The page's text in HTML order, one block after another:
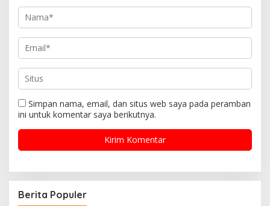
Simpan nama, email, dan situs web saya pada peramban
ini untuk komentar saya berikutnya.
Berita Populer